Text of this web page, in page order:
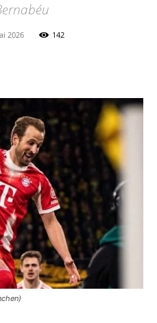
2026 142